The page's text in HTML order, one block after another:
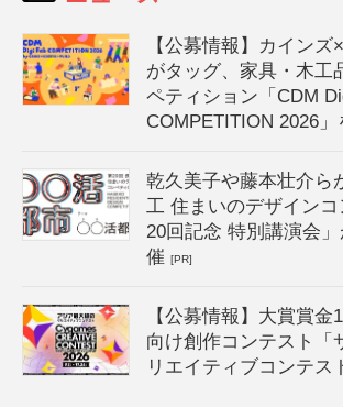
【公募情報】カイン
がタッグ、家具・木工
ペティション「CDM
COMPETITION 2026
乾久美子や藤本壮介ら
工 住まいのデザイン
20回記念 特別講演会
催[PR]
【公募情報】大賞賞金
向け創作コンテスト「
リエイティブコンテス